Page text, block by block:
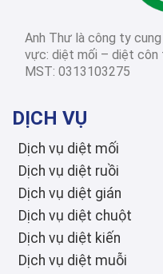
2026-03-03
Diệt
Anh Thư là công ty
vực: diệt mối – diệt côn
MST: 0313103275
DỊCH VỤ
Dịch vụ diệt mối
Dịch vụ diệt ruồi
Dịch vụ diệt gián
Dịch vụ diệt chuột
Dịch vụ diệt kiến
Dịch vụ diệt muỗi